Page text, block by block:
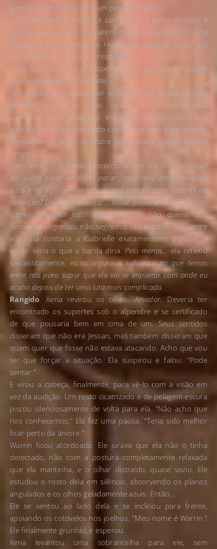
guerreira prometeu, com um pequeno sorriso.
Gabrielle deixou a cabeça cair contra o peito de Xena e
deixou seus dedos brincarem distraidamente com uma
dobra da túnica dela. “Eu realmente gostaria disso.” Ela
respondeu, com uma voz nostálgica.
“Eu também.” Xena respondeu, e percebeu naquele
momento que era a verdade.
Ela seguiu seu observador enquanto ele se afastava da
grande árvore às suas costas e se aproximava
silenciosamente.Nada mal.. ela admitiu, detectando o leve
som da mão dele raspando contra a madeira da cabana.
Vamos ver.. o pé no alpendre em seguida.Aposto que vai
ranger.
Mas será que Gabrielle concordaria com o motivo pelo qual
ela queria parar de viajar, parar… essa série interminável de
lutas e esforços em direção a uma possibilidade distante de
redenção? Deveria ela contar… talvez pudesse dizer que esse
último ferimento fez… algo. Não.Ela não queria que
houvesse segredos, não segredos tão importantes, entre
elas. Ela contaria a Gabrielle exatamente o porquê, e
então veria o que a barda diria. Pelo menos… ela refletiu
sarcasticamente, estou segura o suficiente no que temos
entre nós para supor que ela vai se importar com onde eu
acabo depois de ter uma luta mais complicada.
Rangido. Xena revirou os olhos.Amador. Deveria ter
encontrado os suportes sob o alpendre e se certificado
de que pousaria bem em cima de um. Seus sentidos
disseram que não era Jessan, mas também disseram que
quem quer que fosse não estava atacando. Acho que vou
ter que forçar a situação. Ela suspirou e falou: “Pode
sentar.”
E virou a cabeça, finalmente, para vê-lo com a visão em
vez da audição. Um rosto cicatrizado e de pelagem escura
piscou silenciosamente de volta para ela. “Não acho que
nos conhecemos.” Ela fez uma pausa. “Teria sido melhor
ficar perto da árvore.”
Warrin ficou atordoado. Ele jurava que ela não o tinha
detectado, não com a postura completamente relaxada
que ela mantinha, e o olhar distraído, quase vazio. Ele
estudou o rosto dela em silêncio, absorvendo os planos
angulados e os olhos geladamente azuis. Então…
Ele se sentou ao lado dela e se inclinou para frente,
apoiando os cotovelos nos joelhos. “Meu nome é Warrin.”
Ele finalmente grunhiu, e esperou.
Xena levantou uma sobrancelha para ele, sem